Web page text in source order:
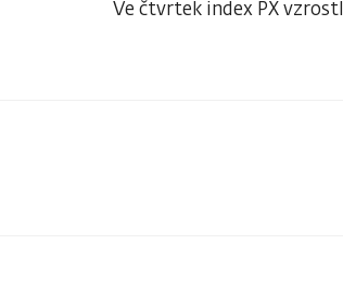
Ve čtvrtek index PX vzrostl